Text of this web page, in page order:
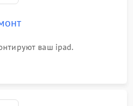
ваш ipad.